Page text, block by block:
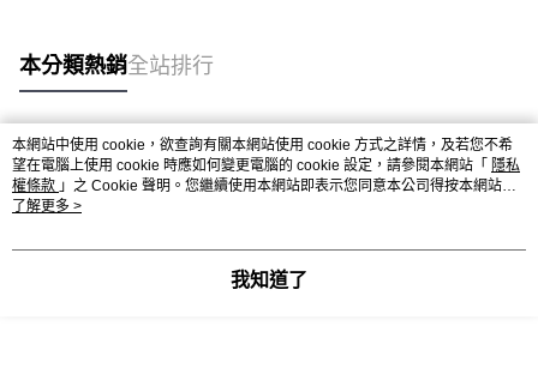
本分類熱銷全站排行
熱門標籤
本網站中使用 cookie，欲查詢有關本網站使用 cookie 方式之詳情，及若您不希
望在電腦上使用 cookie 時應如何變更電腦的 cookie 設定，請參閱本網站「 隱私
權條款 」之 Cookie 聲明。您繼續使用本網站即表示您同意本公司得按本網站使
用條款之 Cookie 聲明使用 cookie。
了解更多 >
我知道了